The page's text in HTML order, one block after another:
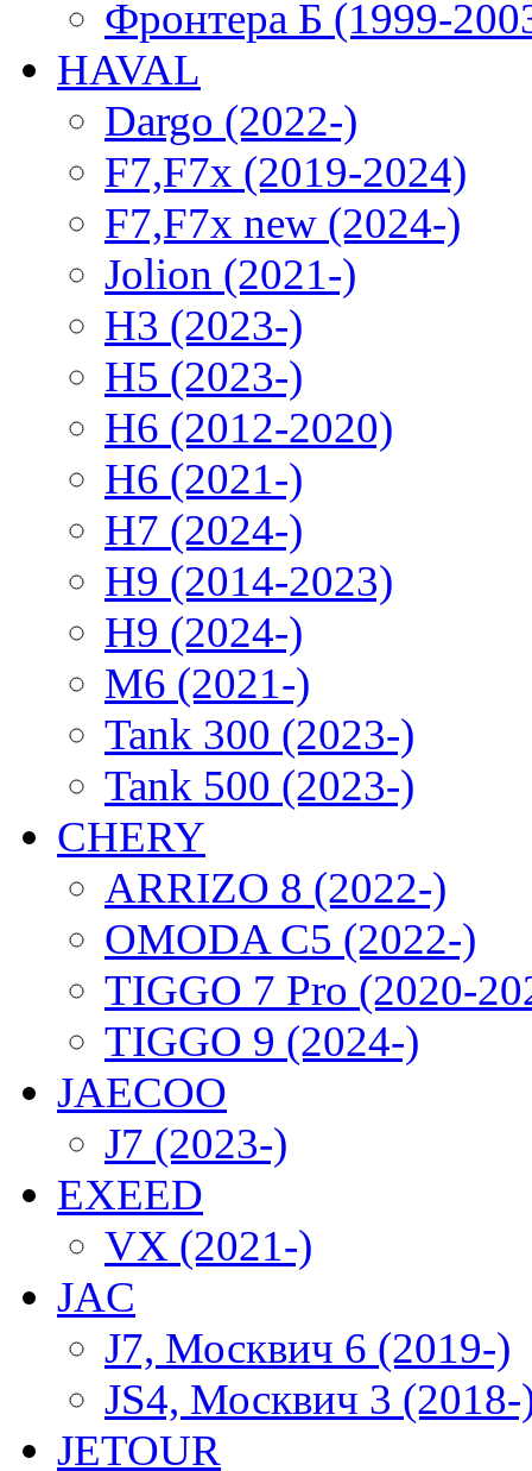
Фронтера Б (1999-
HAVAL
Dargo (2022-)
F7,F7x (2019-2024)
F7,F7x new (2024-)
Jolion (2021-)
H3 (2023-)
H5 (2023-)
H6 (2012-2020)
H6 (2021-)
H7 (2024-)
H9 (2014-2023)
H9 (2024-)
M6 (2021-)
Tank 300 (2023-)
Tank 500 (2023-)
CHERY
ARRIZO 8 (2022-)
OMODA C5 (2022-)
TIGGO 7 Pro (2020-
TIGGO 9 (2024-)
JAECOO
J7 (2023-)
EXEED
VX (2021-)
JAC
J7, Москвич 6 (2019-)
JS4, Москвич 3 (2018-
JETOUR